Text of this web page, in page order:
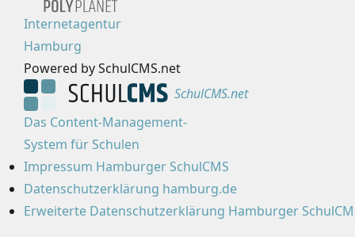
Internetagentur
Hamburg
Powered by SchulCMS.net
SchulCMS.net
Das Content-Management-
System für Schulen
Impressum Hamburger SchulCMS
Datenschutzerklärung hamburg.de
Erweiterte Datenschutzerklärung Hamburger